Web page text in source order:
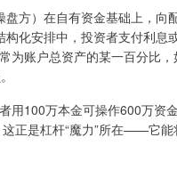
方）在自有资金基础上，向
化安排中，投资者支付利息
为账户总资产的某一百分比
用100万本金可操作600万资
正是杠杆“魔力”所在——它